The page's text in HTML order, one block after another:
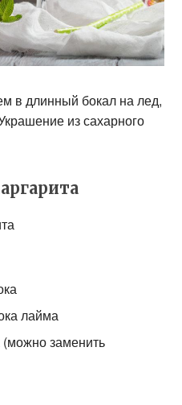
в длинный бокал на лед,
из сахарного
лайма
заменить